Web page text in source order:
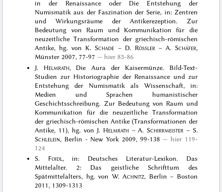
in der Renaissance oder Die Entstehung der
Numismatik aus der Faszination der Serie, in: Zentren
und Wirkungsräume der Antikerezeption. Zur
Bedeutung von Raum und Kommunikation für die
neuzeitliche Transformation der griechisch-römischen
Antike, hg. von K.Schade – D. Rößler– A. Schäfer,
Münster 2007, 77-97
hier 85-86
J. Helmrath, Die Aura der Kaisermünze. Bild-Text-
Studien zur Historiographie der Renaissance und zur
Entstehung der Numismatik als Wissenschaft, in:
Medien und Sprachen humanistischer
Geschichtsschreibung. Zur Bedeutung von Raum und
Kommunikation für die neuzeitliche Transformation
der griechisch-römischen Antike (Transformationen der
Antike, 11), hg. von J. Helmrath – A. Schirrmeister – S.
Schlelein, Berlin - New York 2009, 99-138
hier 119-
124
S. Foidl, in: Deutsches Literatur-Lexikon. Das
Mittelalter. 2: Das geistliche Schrifttum des
Spätmittelalters, hg. von W.Achnitz, Berlin – Boston
2011, 1309-1313